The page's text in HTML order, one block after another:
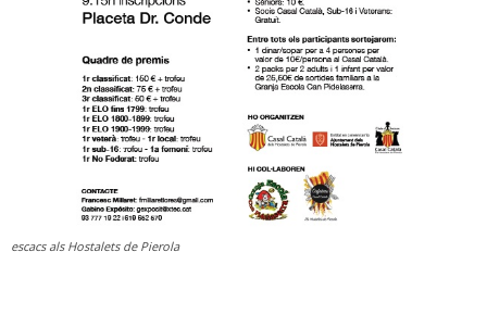
escacs als Hostalets de Pierola